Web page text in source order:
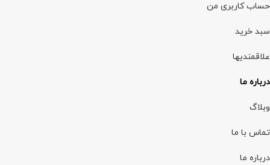
حساب کاربری من
سبد خرید
علاقمندیها
درباره ما
وبلاگ
تماس با ما
درباره ما